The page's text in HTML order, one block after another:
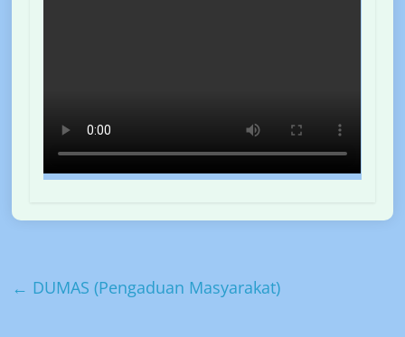
← DUMAS (Pengaduan Masyarakat)